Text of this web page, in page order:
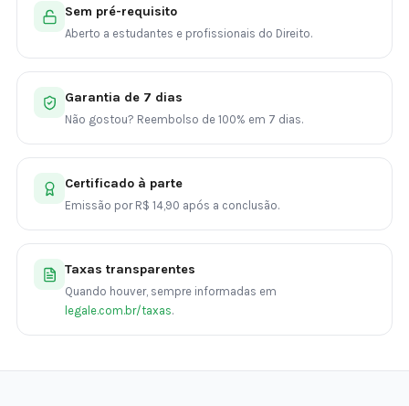
Sem pré-requisito
Aberto a estudantes e profissionais do Direito.
Garantia de 7 dias
Não gostou? Reembolso de 100% em 7 dias.
Certificado à parte
Emissão por R$ 14,90 após a conclusão.
Taxas transparentes
Quando houver, sempre informadas em
legale.com.br/taxas.